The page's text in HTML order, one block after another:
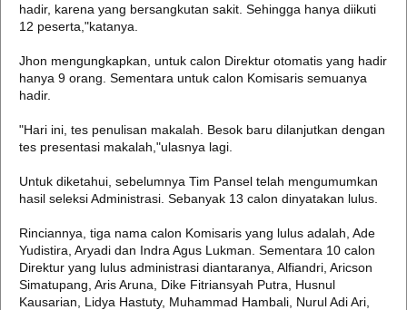
hadir, karena yang bersangkutan sakit. Sehingga hanya diikuti
12 peserta,"katanya.
Jhon mengungkapkan, untuk calon Direktur otomatis yang hadir
hanya 9 orang. Sementara untuk calon Komisaris semuanya
hadir.
"Hari ini, tes penulisan makalah. Besok baru dilanjutkan dengan
tes presentasi makalah,"ulasnya lagi.
Untuk diketahui, sebelumnya Tim Pansel telah mengumumkan
hasil seleksi Administrasi. Sebanyak 13 calon dinyatakan lulus.
Rinciannya, tiga nama calon Komisaris yang lulus adalah, Ade
Yudistira, Aryadi dan Indra Agus Lukman. Sementara 10 calon
Direktur yang lulus administrasi diantaranya, Alfiandri, Aricson
Simatupang, Aris Aruna, Dike Fitriansyah Putra, Husnul
Kausarian, Lidya Hastuty, Muhammad Hambali, Nurul Adi Ari,